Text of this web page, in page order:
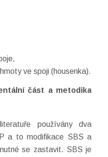
ve spoji (housenka).
část a metodika
používány dva
a to modifikace SBS a
se zastavit. SBS je